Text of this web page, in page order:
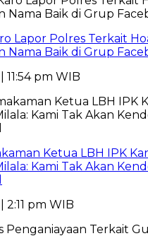
Lapor Polres Terkait
Nama Baik di Grup
11:54 pm WIB
Ketua LBH IPK
Kami Tak Akan
2:11 pm WIB